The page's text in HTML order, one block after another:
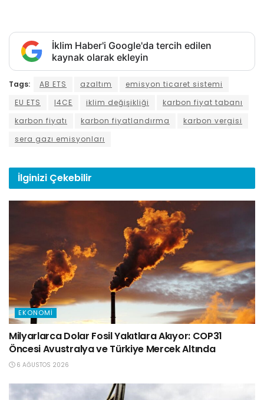
İklim Haber'i Google'da tercih edilen
kaynak olarak ekleyin
Tags: AB ETS azaltım
emisyon ticaret sistemi
EU ETS
I4CE iklim değişikliği
karbon fiyat tabanı
karbon fiyatı
karbon fiyatlandırma
karbon vergisi
sera gazı emisyonları
İlginizi Çekebilir
EKONOMI
Milyarlarca Dolar Fosil Yakıtlara Akıyor: COP31
Öncesi Avustralya ve Türkiye Mercek Altında
6 AĞUSTOS 2026